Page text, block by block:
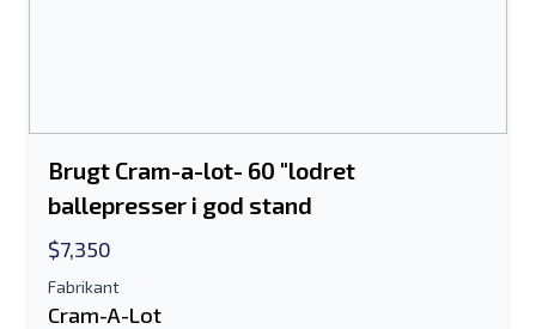
Send a Message
Brugt Cram-a-lot- 60 "lodret
ballepresser i god stand
$7,350
Fabrikant
Cram-A-Lot
Der kræves enten e-mail-adresse eller
mobilnummerfelt
Send fortegnelse til e-mail